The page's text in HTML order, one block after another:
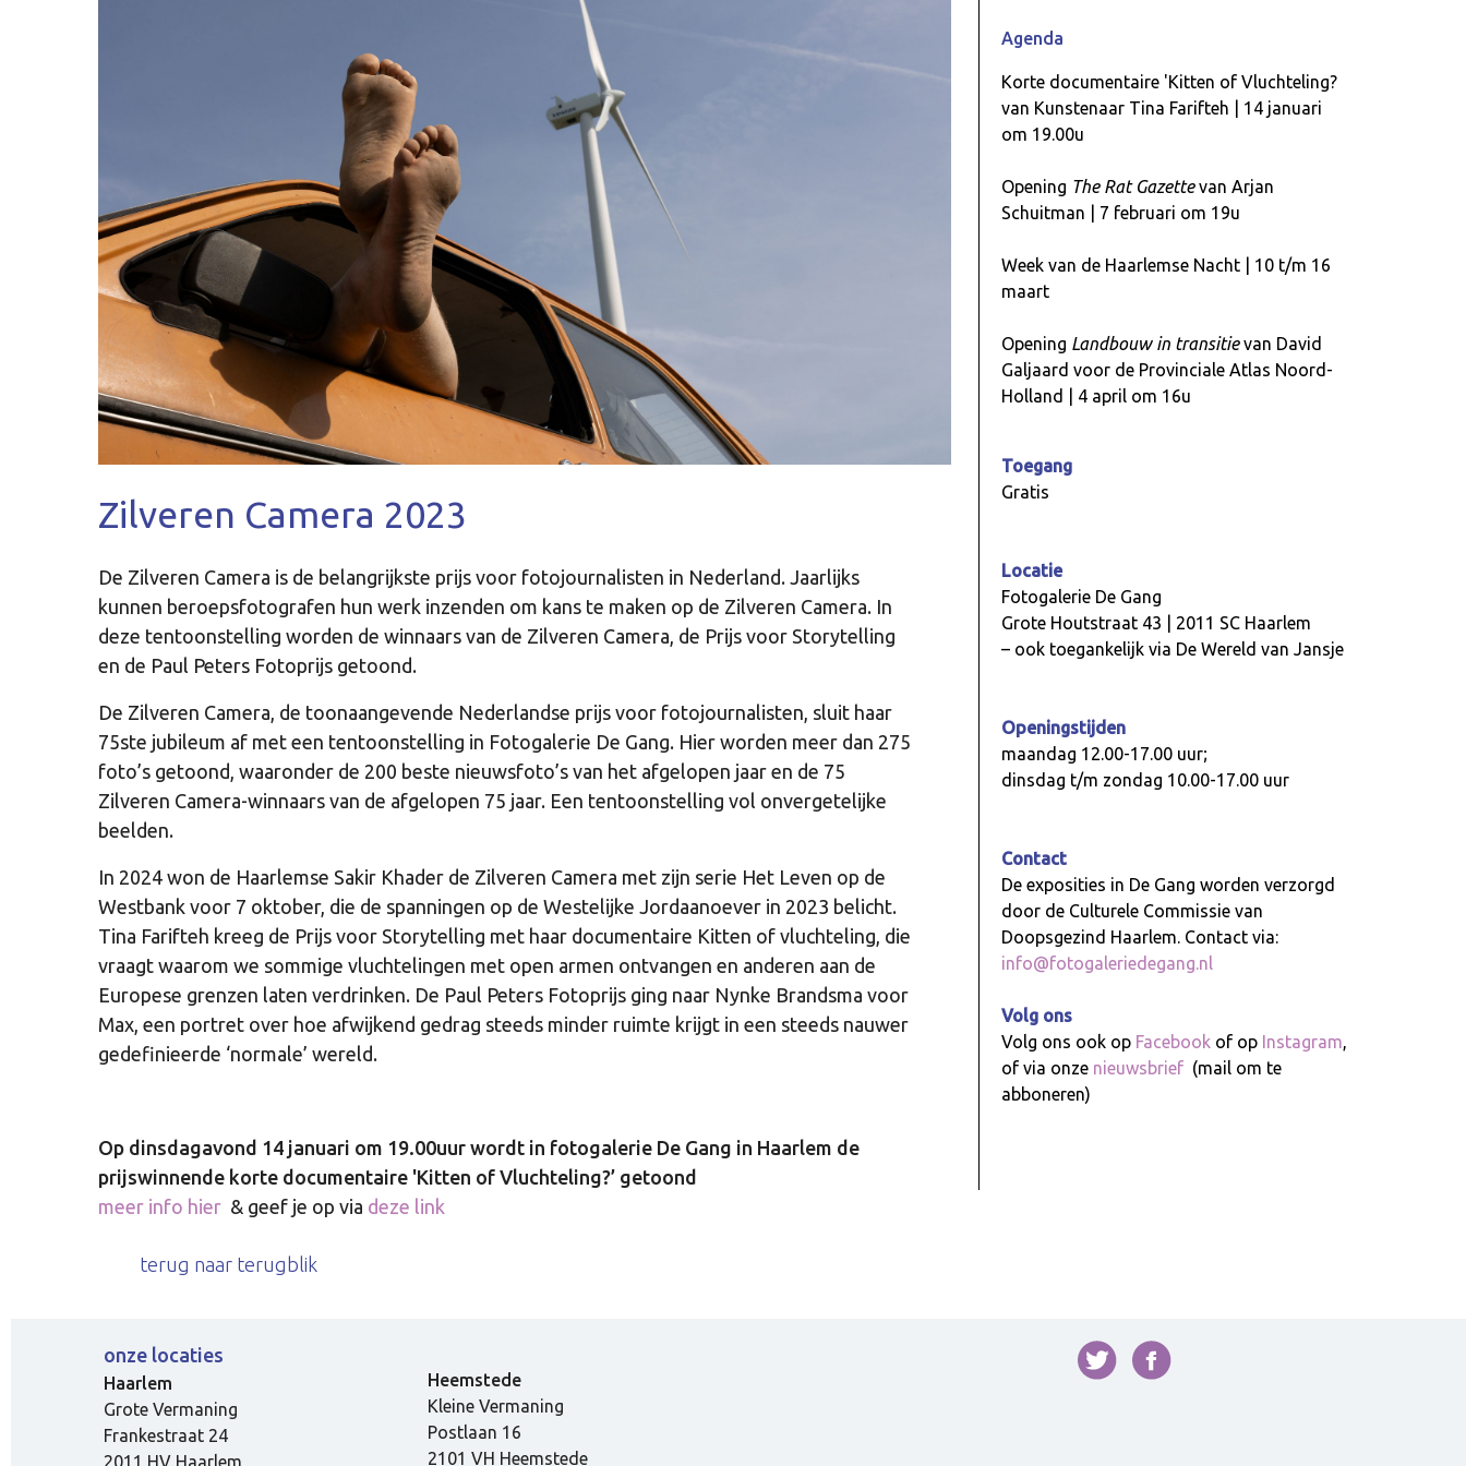
Zilveren Camera 2023
De Zilveren Camera is de belangrijkste prijs voor fotojournalisten in Nederland. Jaarlijks
kunnen beroepsfotografen hun werk inzenden om kans te maken op de Zilveren Camera. In
deze tentoonstelling worden de winnaars van de Zilveren Camera, de Prijs voor Storytelling
en de Paul Peters Fotoprijs getoond.
De Zilveren Camera, de toonaangevende Nederlandse prijs voor fotojournalisten, sluit haar
75ste jubileum af met een tentoonstelling in Fotogalerie De Gang. Hier worden meer dan 275
foto’s getoond, waaronder de 200 beste nieuwsfoto’s van het afgelopen jaar en de 75
Zilveren Camera-winnaars van de afgelopen 75 jaar. Een tentoonstelling vol onvergetelijke
beelden.
In 2024 won de Haarlemse Sakir Khader de Zilveren Camera met zijn serie Het Leven op de
Westbank voor 7 oktober, die de spanningen op de Westelijke Jordaanoever in 2023 belicht.
Tina Farifteh kreeg de Prijs voor Storytelling met haar documentaire Kitten of vluchteling, die
vraagt waarom we sommige vluchtelingen met open armen ontvangen en anderen aan de
Europese grenzen laten verdrinken. De Paul Peters Fotoprijs ging naar Nynke Brandsma voor
Max, een portret over hoe afwijkend gedrag steeds minder ruimte krijgt in een steeds nauwer
gedefinieerde ‘normale’ wereld.
Op dinsdagavond 14 januari om 19.00uur wordt in fotogalerie De Gang in Haarlem de
prijswinnende korte documentaire 'Kitten of Vluchteling?’ getoond
meer info hier& geef je op via deze link
terug naar terugblik
Agenda
Korte documentaire 'Kitten of Vluchteling?
van Kunstenaar Tina Farifteh | 14 januari
om 19.00u
Opening The Rat Gazettevan Arjan
Schuitman | 7 februari om 19u
Week van de Haarlemse Nacht | 10 t/m 16
maart
Opening Landbouw in transitievan David
Galjaard voor de Provinciale Atlas Noord-
Holland | 4 april om 16u
Toegang
Gratis
Locatie
Fotogalerie De Gang
Grote Houtstraat 43 | 2011 SC Haarlem
– ook toegankelijk via De Wereld van Jansje
Openingstijden
maandag 12.00-17.00 uur;
dinsdag t/m zondag 10.00-17.00 uur
Contact
De exposities in De Gang worden verzorgd
door de Culturele Commissie van
Doopsgezind Haarlem. Contact via:
info@fotogaleriedegang.nl
Volg ons
Volg ons ook op Facebookof op Instagram,
of via onze nieuwsbrief (mail om te
abboneren)
onze locaties
Haarlem
Grote Vermaning
Frankestraat 24
2011 HV Haarlem
Heemstede
Kleine Vermaning
Postlaan 16
2101 VH Heemstede